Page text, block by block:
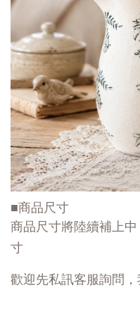
■商品尺寸
商品尺寸將陸續補上
寸
歡迎先私訊客服詢問